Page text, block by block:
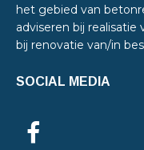
het gebied van
adviseren bij
bij renovatie van/in
SOCIAL MEDIA